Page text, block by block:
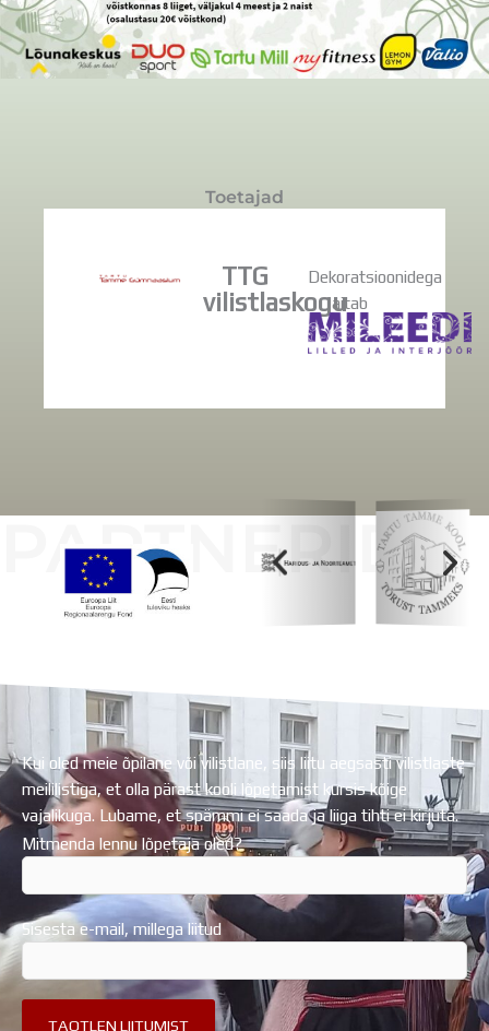
Toetajad
TTG
vilistlaskogu
Dekoratsioonidega
aitab
PARTNERID
Kui oled meie õpilane või vilistlane, siis liitu aegsasti vilistlaste
meililistiga, et olla pärast kooli lõpetamist kursis kõige
vajalikuga. Lubame, et spämmi ei saada ja liiga tihti ei kirjuta.
Mitmenda lennu lõpetaja oled?
Sisesta e-mail, millega liitud